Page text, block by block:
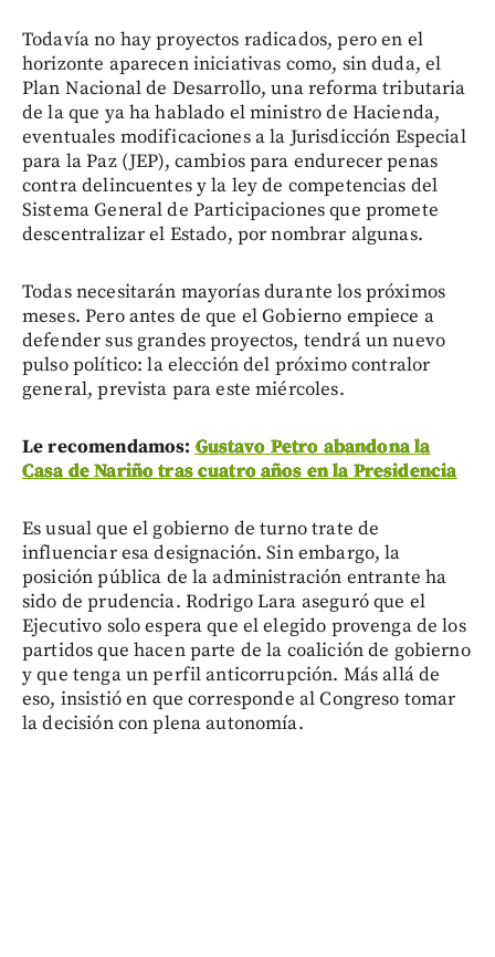
Todavía no hay proyectos radicados, pero en el
horizonte aparecen iniciativas como, sin duda, el
Plan Nacional de Desarrollo, una reforma tributaria
de la que ya ha hablado el ministro de Hacienda,
eventuales modificaciones a la Jurisdicción Especial
para la Paz (JEP), cambios para endurecer penas
contra delincuentes y la ley de competencias del
Sistema General de Participaciones que promete
descentralizar el Estado, por nombrar algunas.
Todas necesitarán mayorías durante los próximos
meses. Pero antes de que el Gobierno empiece a
defender sus grandes proyectos, tendrá un nuevo
pulso político: la elección del próximo contralor
general, prevista para este miércoles.
Le recomendamos: Gustavo Petro abandona la
Casa de Nariño tras cuatro años en la Presidencia
Es usual que el gobierno de turno trate de
influenciar esa designación. Sin embargo, la
posición pública de la administración entrante ha
sido de prudencia. Rodrigo Lara aseguró que el
Ejecutivo solo espera que el elegido provenga de los
partidos que hacen parte de la coalición de gobierno
y que tenga un perfil anticorrupción. Más allá de
eso, insistió en que corresponde al Congreso tomar
la decisión con plena autonomía.